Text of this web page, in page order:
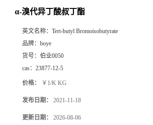
α-溴代异丁酸叔丁酯
英文名称： Tert-butyl Bromoisobutyrate
品牌： boye
货号： 伯业0050
cas： 23877-12-5
价格： ￥1/K KG
发布日期： 2021-11-18
更新日期： 2026-08-06